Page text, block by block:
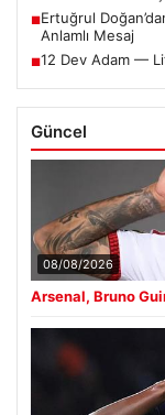
■Ertuğrul
Anlamlı Mesaj
■12 Dev Adam —
Güncel
08/08/2026
Arsenal, Bruno